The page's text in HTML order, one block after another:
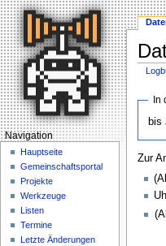
In
bis
Zur
Navigation
Hauptseite
Gemeinschaftsportal
Projekte
Werkzeuge
Listen
Termine
Letzte Änderungen